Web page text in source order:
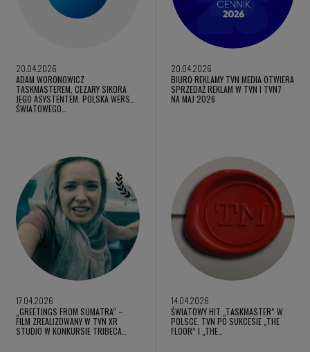
20.04.2026
ADAM WORONOWICZ
TASKMASTEREM, CEZARY SIKORA
JEGO ASYSTENTEM. POLSKA WERSJA
ŚWIATOWEGO…
20.04.2026
BIURO REKLAMY TVN MEDIA OTWIERA
SPRZEDAŻ REKLAM W TVN I TVN7
NA MAJ 2026
17.04.2026
„GREETINGS FROM SUMATRA” –
FILM ZREALIZOWANY W TVN XR
STUDIO W KONKURSIE TRIBECA…
14.04.2026
ŚWIATOWY HIT „TASKMASTER” W
POLSCE. TVN PO SUKCESIE „THE
FLOOR” I „THE…